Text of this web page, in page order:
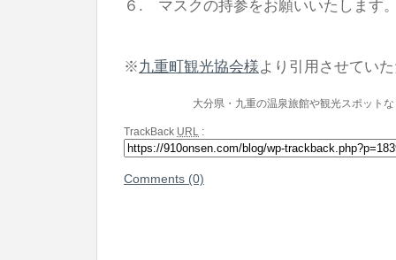
６. マスクの持参をお願いいたします
※九重町観光協会様より引用させてい
大分県・九重の温泉旅館や観光スポット
TrackBack URL :
Comments (0)